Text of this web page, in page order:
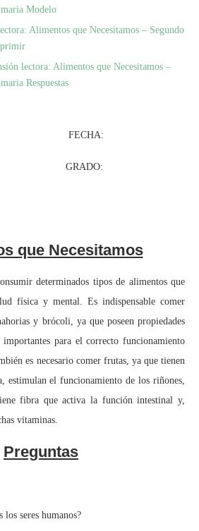
Modelo
Alimentos que Necesitamos – Segundo
lectora: Alimentos que Necesitamos –
Respuestas
FECHA:
GRADO:
que Necesitamos
determinados tipos de alimentos que
física y mental. Es indispensable comer
y brócoli, ya que poseen propiedades
para el correcto funcionamiento
es necesario comer frutas, ya que tienen
estimulan el funcionamiento de los riñones,
fibra que activa la función intestinal y,
vitaminas.
Preguntas
los seres humanos?